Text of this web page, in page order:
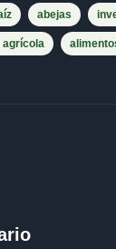
abejas
agrícola